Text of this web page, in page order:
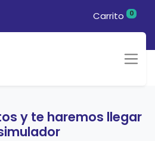
Carrito 0
y te haremos llegar